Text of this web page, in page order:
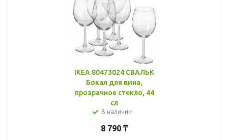
IKEA 80473024 СВАЛЬК
Бокал для вина,
прозрачное стекло, 44
сл
В наличии
8 790 ₸